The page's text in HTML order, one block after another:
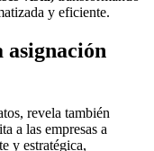
y eficiente.
asignación
revela también
a las empresas a
y estratégica,